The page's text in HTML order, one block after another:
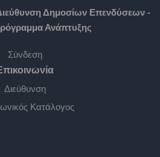
Δημοσίων Επενδύσεων -
Ανάπτυξης
Σύνδεση
Διεύθυνση
Κατάλογος